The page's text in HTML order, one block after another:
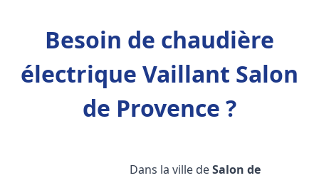
Besoin de chaudière
électrique Vaillant Salon
de Provence ?
Dans la ville deSalon de